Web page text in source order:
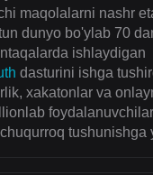
maqolalarni nashr
dunyo bo'ylab 70
ishlaydigan
dasturini ishga
xakatonlar va
tushunishga